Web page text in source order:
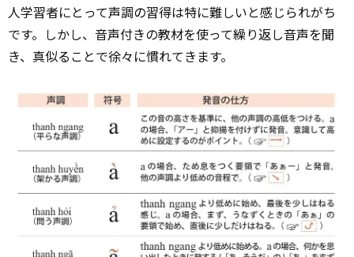
人学習者にとって声調の習得は特に難しいと感じられがち
です。しかし、音声付きの教材を使って繰り返し音声を聞
き、真似ることで徐々に慣れてきます。